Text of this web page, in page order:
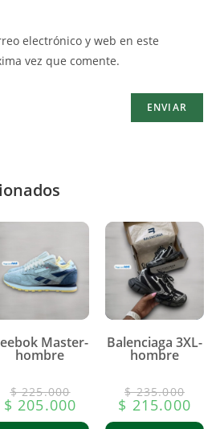
electrónico y web en este
vez que comente.
Master-
hombre
$225.000
$ 205.000
Balenciaga 3XL-
hombre
$235.000
$ 215.000